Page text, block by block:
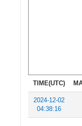
TIME(UTC)
2024-12-02
04:38:16